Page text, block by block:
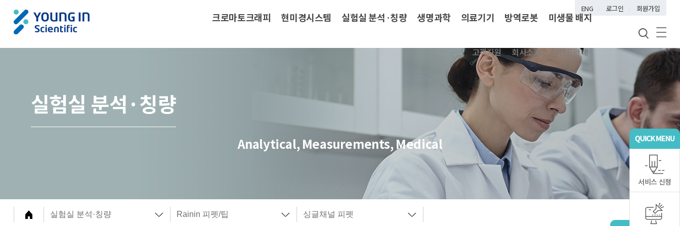
ENG 로그인 회원가입
크로마토크래피 현미경시스템 실험실 분석·칭량 생명과학 의료기기 방역로봇 미생물 배지
브랜드안내
회사소개
고객지원
서비스 신청
실험실 분석·칭량
Analytical, Measurements, Medical